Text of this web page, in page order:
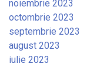
noiembrie 2023
octombrie 2023
septembrie 2023
august 2023
iulie 2023